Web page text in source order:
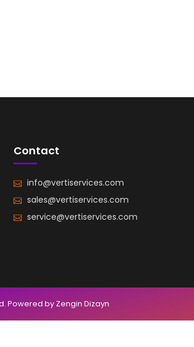
Contact
info@vertiservices.com
sales@vertiservices.com
service@vertiservices.com
Powered by Zengin Dizayn